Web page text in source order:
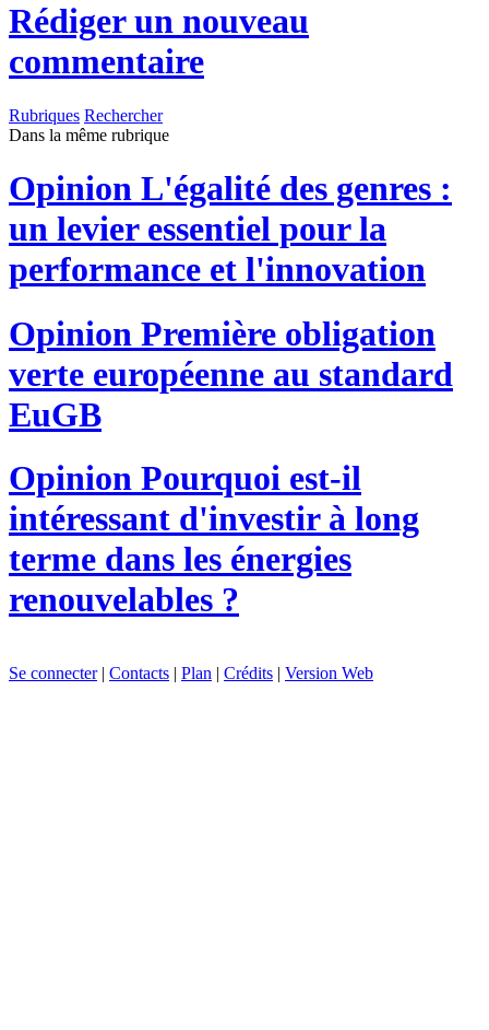
Rédiger un nouveau
commentaire
Rubriques Rechercher
Dans la même rubrique
Opinion L'égalité des genres :
un levier essentiel pour la
performance et l'innovation
Opinion Première obligation
verte européenne au standard
EuGB
Opinion Pourquoi est-il
intéressant d'investir à long
terme dans les énergies
renouvelables ?
Se connecter| Contacts | Plan | Crédits | Version Web